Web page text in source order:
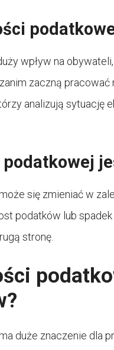
wpływ na
zaczną
analizują sytuację
się zmieniać w
podatków lub
stronę.
duże znaczenie dla